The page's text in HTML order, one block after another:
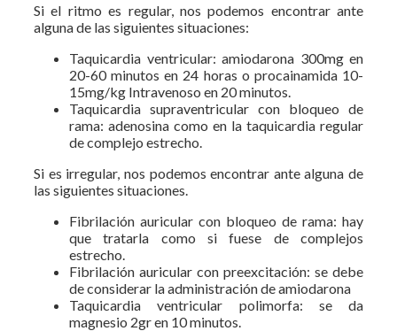
Si el ritmo es regular, nos podemos encontrar ante
alguna de las siguientes situaciones:
Taquicardia ventricular: amiodarona 300mg en
20-60 minutos en 24 horas o procainamida 10-
15mg/kg Intravenoso en 20 minutos.
Taquicardia supraventricular con bloqueo de
rama: adenosina como en la taquicardia regular
de complejo estrecho.
Si es irregular, nos podemos encontrar ante alguna de
las siguientes situaciones.
Fibrilación auricular con bloqueo de rama: hay
que tratarla como si fuese de complejos
estrecho.
Fibrilación auricular con preexcitación: se debe
de considerar la administración de amiodarona
Taquicardia ventricular polimorfa: se da
magnesio 2gr en 10 minutos.